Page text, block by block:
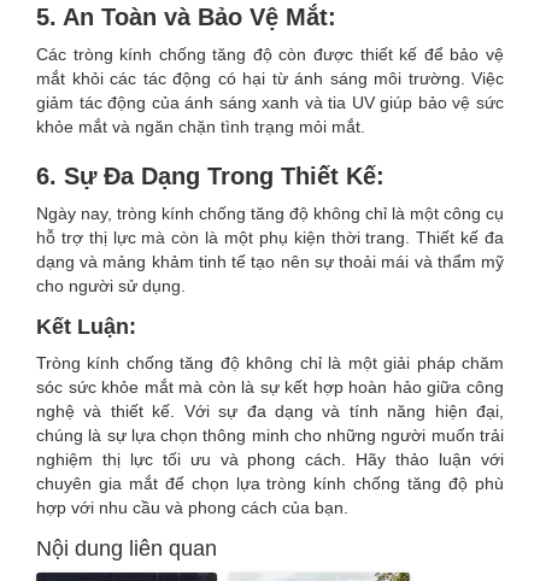
5. An Toàn và Bảo Vệ Mắt:
Các tròng kính chống tăng độ còn được thiết kế để bảo vệ
mắt khỏi các tác động có hại từ ánh sáng môi trường. Việc
giảm tác động của ánh sáng xanh và tia UV giúp bảo vệ sức
khỏe mắt và ngăn chặn tình trạng mỏi mắt.
6. Sự Đa Dạng Trong Thiết Kế:
Ngày nay, tròng kính chống tăng độ không chỉ là một công cụ
hỗ trợ thị lực mà còn là một phụ kiện thời trang. Thiết kế đa
dạng và mảng khảm tinh tế tạo nên sự thoải mái và thẩm mỹ
cho người sử dụng.
Kết Luận:
Tròng kính chống tăng độ không chỉ là một giải pháp chăm
sóc sức khỏe mắt mà còn là sự kết hợp hoàn hảo giữa công
nghệ và thiết kế. Với sự đa dạng và tính năng hiện đại,
chúng là sự lựa chọn thông minh cho những người muốn trải
nghiệm thị lực tối ưu và phong cách. Hãy thảo luận với
chuyên gia mắt để chọn lựa tròng kính chống tăng độ phù
hợp với nhu cầu và phong cách của bạn.
Nội dung liên quan